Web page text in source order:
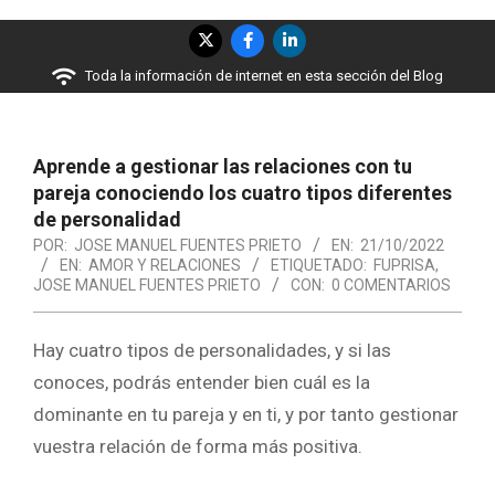
LA
RED
navegación
Toda la información de internet en esta sección del Blog
Aprende a gestionar las relaciones con tu
pareja conociendo los cuatro tipos diferentes
de personalidad
POR: JOSE MANUEL FUENTES PRIETO EN: 21/10/2022
EN: AMOR Y RELACIONES ETIQUETADO: FUPRISA,
JOSE MANUEL FUENTES PRIETO
CON: 0 COMENTARIOS
Hay cuatro tipos de personalidades, y si las
conoces, podrás entender bien cuál es la
dominante en tu pareja y en ti, y por tanto gestionar
vuestra relación de forma más positiva.